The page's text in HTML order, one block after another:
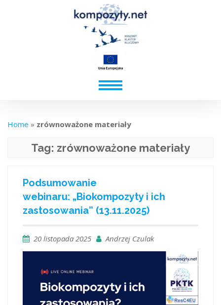
Home » zrównoważone materiały
Tag: zrównoważone materiały
Podsumowanie
webinaru: „Biokompozyty i ich
zastosowania” (13.11.2025)
20 listopada 2025 Andrzej Czulak